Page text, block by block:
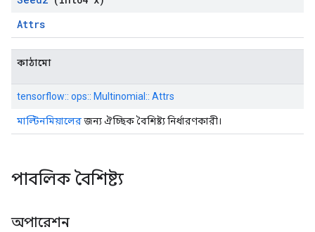
Attrs
কাঠামো
tensorflow:: ops:: Multinomial:: Attrs
মাল্টিনমিয়ালেরজন্য ঐচ্ছিক বৈশিষ্ট্য নির্ধারণকারী।
পাবলিক বৈশিষ্ট্য
অপারেশন